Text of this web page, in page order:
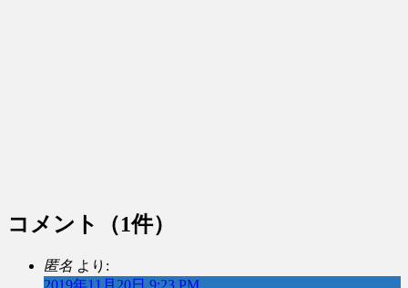
コメント （1件）
匿名 より:
2019年11月20日 9:23 PM